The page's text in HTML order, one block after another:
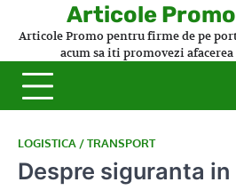
Articole
Articole Promo pentru firme de pe
acum sa iti promovezi
LOGISTICA / TRANSPORT
Despre siguranta